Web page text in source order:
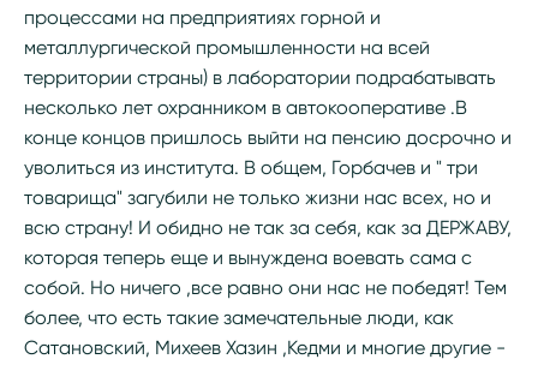
процессами на предприятиях горной и
металлургической промышленности на всей
территории страны) в лаборатории подрабатывать
несколько лет охранником в автокооперативе .В
конце концов пришлось выйти на пенсию досрочно и
уволиться из института. В общем, Горбачев и " три
товарища" загубили не только жизни нас всех, но и
всю страну! И обидно не так за себя, как за ДЕРЖАВУ,
которая теперь еще и вынуждена воевать сама с
собой. Но ничего ,все равно они нас не победят! Тем
более, что есть такие замечательные люди, как
Сатановский, Михеев Хазин ,Кедми и многие другие -